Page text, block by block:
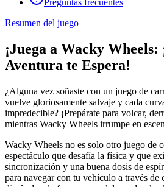
Preguntas frecuentes
Resumen del juego
¡Juega a Wacky Wheels:
Aventura te Espera!
¿Alguna vez soñaste con un juego de
vuelve gloriosamente salvaje y cada
impredecible? ¡Prepárate para volcar,
mientras Wacky Wheels irrumpe en
Wacky Wheels no es solo otro juego de
espectáculo que desafía la física y que
sincronización y una buena dosis de
para navegar con tu vehículo a través de